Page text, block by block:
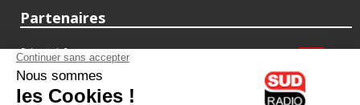
Partenaires
fiducial.fr
lyoncapitale.fr
olympique-et-lyonnais.com